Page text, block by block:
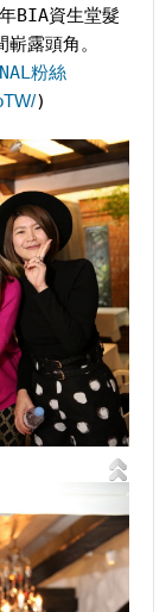
BIA資生堂髮
露頭角。
粉絲
)